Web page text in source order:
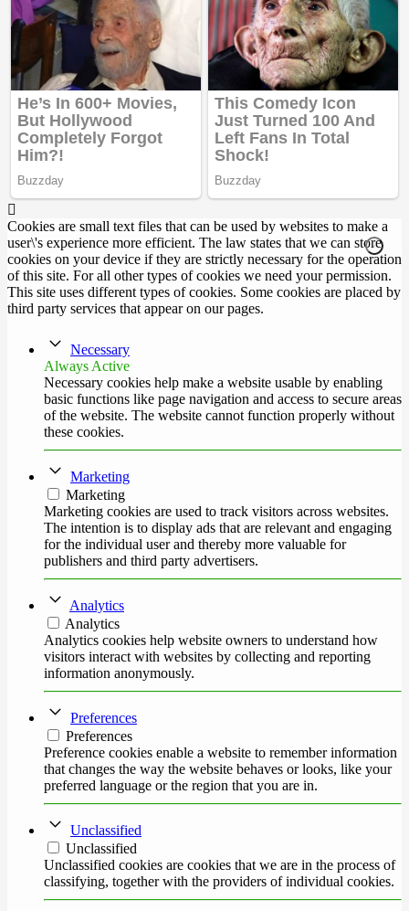
Cookies are small text files that can be used by websites to make a
user\'s experience more efficient. The law states that we can store
cookies on your device if they are strictly necessary for the operation
of this site. For all other types of cookies we need your permission.
This site uses different types of cookies. Some cookies are placed by
third party services that appear on our pages.
Necessary
Always Active
Necessary cookies help make a website usable by enabling
basic functions like page navigation and access to secure areas
of the website. The website cannot function properly without
these cookies.
Marketing
Marketing
Marketing cookies are used to track visitors across websites.
The intention is to display ads that are relevant and engaging
for the individual user and thereby more valuable for
publishers and third party advertisers.
Analytics
Analytics
Analytics cookies help website owners to understand how
visitors interact with websites by collecting and reporting
information anonymously.
Preferences
Preferences
Preference cookies enable a website to remember information
that changes the way the website behaves or looks, like your
preferred language or the region that you are in.
Unclassified
Unclassified
Unclassified cookies are cookies that we are in the process of
classifying, together with the providers of individual cookies.